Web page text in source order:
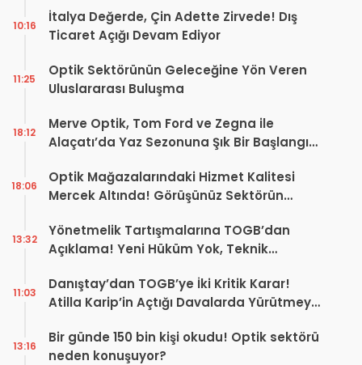
İtalya Değerde, Çin Adette Zirvede! Dış
Ticaret Açığı Devam Ediyor
10:16
Optik Sektörünün Geleceğine Yön Veren
Uluslararası Buluşma
11:25
Merve Optik, Tom Ford ve Zegna ile
Alaçatı’da Yaz Sezonuna Şık Bir Başlangıç ​​
18:12
Optik Mağazalarındaki Hizmet Kalitesi
Mercek Altında! Görüşünüz Sektörün
18:06
Yönetmelik Tartışmalarına TOGB’dan
Açıklama! Yeni Hüküm Yok, Teknik
13:32
Danıştay’dan TOGB’ye İki Kritik Karar!
Atilla Karip’in Açtığı Davalarda Yürütmeyi
11:03
Bir günde 150 bin kişi okudu! Optik sektörü
neden konuşuyor?
13:16